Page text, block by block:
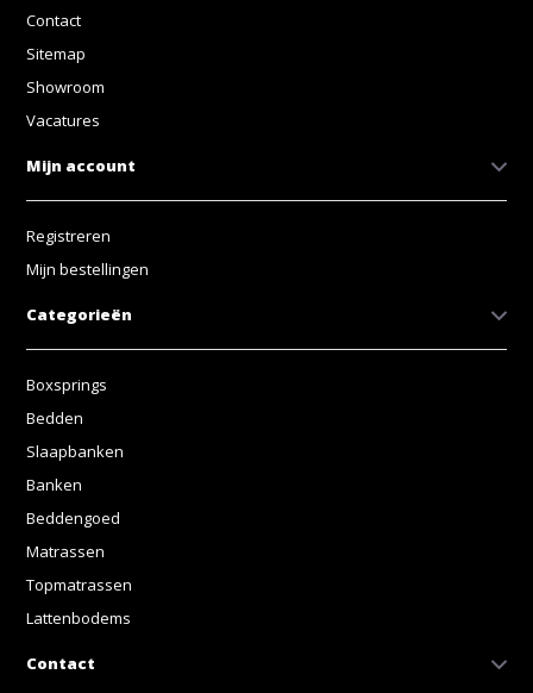
Contact
Sitemap
Showroom
Vacatures
Mijn account
Registreren
Mijn bestellingen
Categorieën
Boxsprings
Bedden
Slaapbanken
Banken
Beddengoed
Matrassen
Topmatrassen
Lattenbodems
Contact